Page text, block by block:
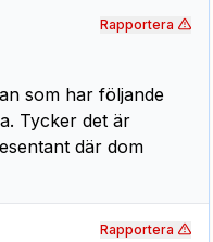
som har följande
Tycker det är
där dom
Rapportera
Rapportera